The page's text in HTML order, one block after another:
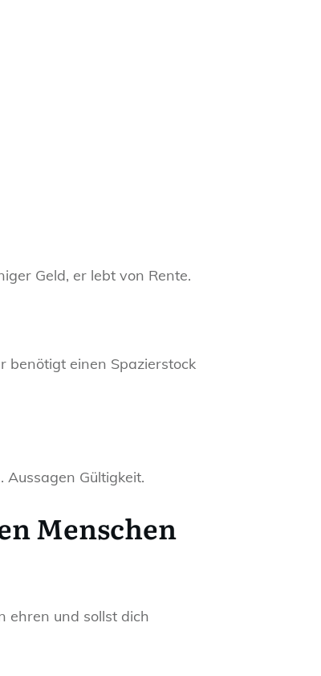
Geld, er lebt von Rente.
benötigt einen Spazierstock
Aussagen Gültigkeit.
Menschen
ehren und sollst dich